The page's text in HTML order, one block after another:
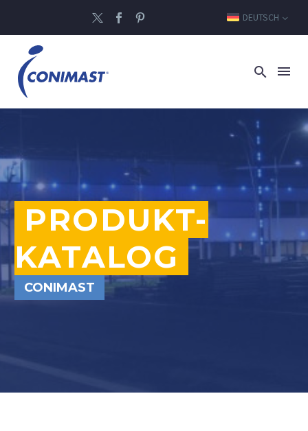
DEUTSCH
PRODUKT-
KATALOG
CONIMAST